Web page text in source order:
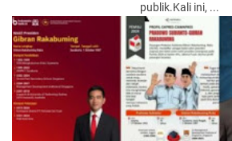
publik.Kali ini, ...